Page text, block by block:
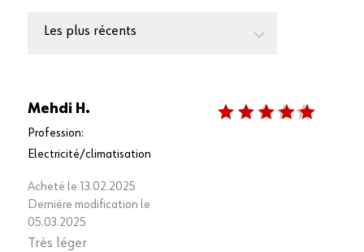
Les plus récents
Mehdi H.
Profession:
Electricité/climatisation
Acheté le 13.02.2025
Dernière modification le
05.03.2025
Très léger